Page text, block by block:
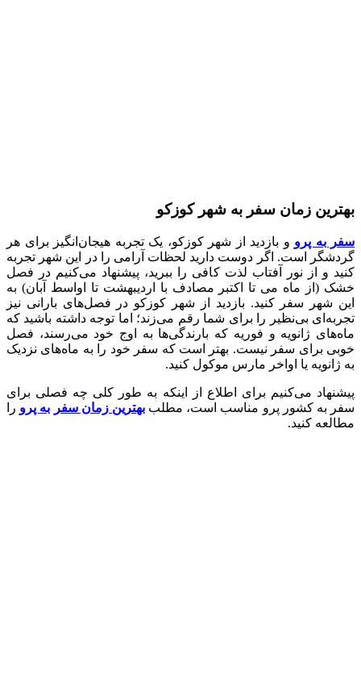
بهترین زمان سفر به شهر کوزکو
سفر به پرو و بازدید از شهر کوزکو، یک تجربه هیجان‌انگیز برای هر
گردشگر است. اگر دوست دارید لحظات آرامی را در این شهر تجربه
کنید و از نور آفتاب لذت کافی را ببرید، پیشنهاد می‌کنیم در فصل
خشک (از ماه می تا اکتبر مصادف با اردیبهشت تا اواسط آبان) به
این شهر سفر کنید. بازدید از شهر کوزکو در فصل‌های بارانی نیز
تجربه‌ای بی‌نظیر را برای شما رقم می‌زند؛ اما توجه داشته باشید که
ماه‌های ژانویه و فوریه که بارندگی‌ها به اوج خود می‌رسند، فصل
خوبی برای سفر نیست. بهتر است که سفر خود را به ماه‌های نزدیک
به ژانویه یا اواخر مارس موکول کنید.
پیشنهاد می‌کنیم برای اطلاع از اینکه به طور کلی چه فصلی برای
سفر به کشور پرو مناسب است، مطلببهترین زمان سفر به پرو را
مطالعه کنید.